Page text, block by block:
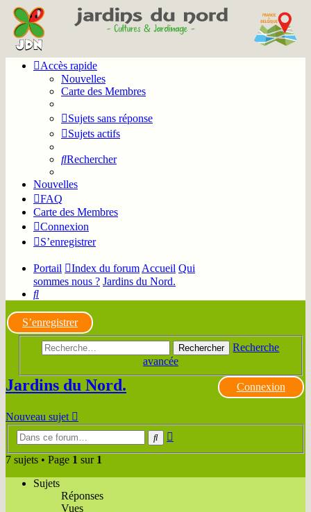
Accès rapide
Nouvelles
Carte des Membres
Sujets sans réponse
Sujets actifs
Rechercher
Nouvelles
FAQ
Carte des Membres
Connexion
S’enregistrer
Portail Index du forum Accueil Qui
sommes nous ? Jardins du Nord.
Rechercher
S’enregistrer
Rechercher
Recherche
avancée
Connexion
Jardins du Nord.
Nouveau sujet
Rechercher
7 sujets • Page 1 sur 1
Sujets
Réponses
Vues